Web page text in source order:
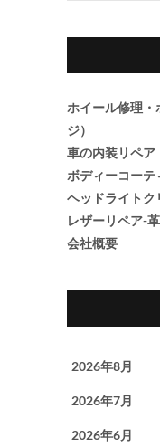
ホイール修理・
ジ）
車の内装リペア
ボディーコーテ
ヘッドライトク
レザーリペア-
会社概要
2026年8月
2026年7月
2026年6月